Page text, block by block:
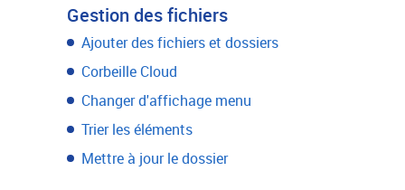
Gestion des fichiers
Ajouter des fichiers et dossiers
Corbeille Cloud
Changer d'affichage menu
Trier les éléments
Mettre à jour le dossier